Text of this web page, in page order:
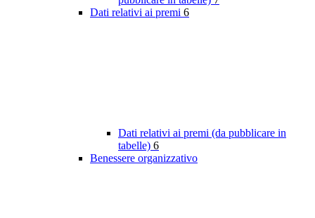
Dati relativi ai premi 6
Dati relativi ai premi (da pubblicare in
tabelle) 6
Benessere organizzativo